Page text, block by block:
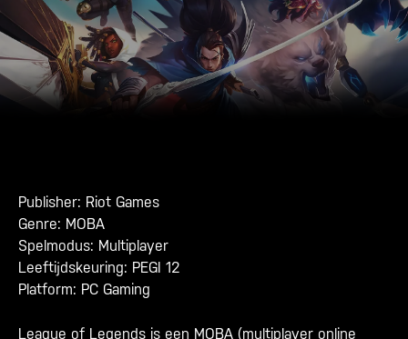
Publisher: Riot Games
Genre: MOBA
Spelmodus: Multiplayer
Leeftijdskeuring: PEGI 12
Platform: PC Gaming
League of Legends is een MOBA (multiplayer online